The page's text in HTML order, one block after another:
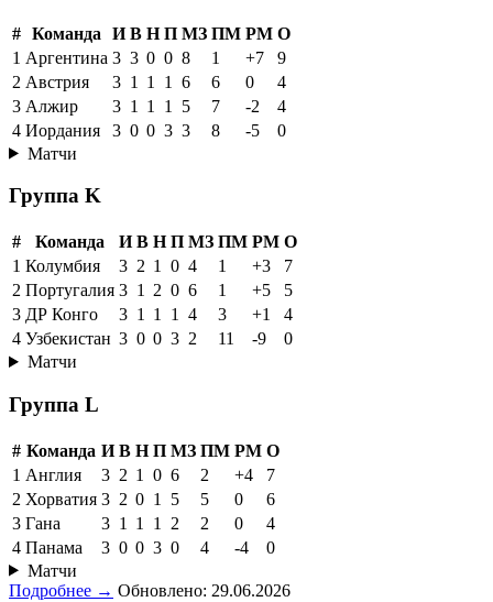
# Команда И В Н П МЗ ПМ РМ О
1 Аргентина 3 3 0 0 8 1 +7
9
2 Австрия 3 1 1 1 6 6 0
4
3 Алжир 3 1 1 1 5 7 -2
4
4 Иордания 3 0 0 3 3 8 -5
0
Матчи
Группа K
# Команда И В Н П МЗ ПМ РМ О
1 Колумбия 3 2 1 0 4 1 +3
7
2 Португалия 3 1 2 0 6 1 +5
5
3 ДР Конго 3 1 1 1 4 3 +1
4
4 Узбекистан 3 0 0 3 2 11 -9
0
Матчи
Группа L
# Команда И В Н П МЗ ПМ РМ О
1 Англия 3 2 1 0 6 2 +4
7
2 Хорватия 3 2 0 1 5 5 0
6
3 Гана 3 1 1 1 2 2 0
4
4 Панама 3 0 0 3 0 4 -4
0
Матчи
Подробнее → Обновлено: 29.06.2026